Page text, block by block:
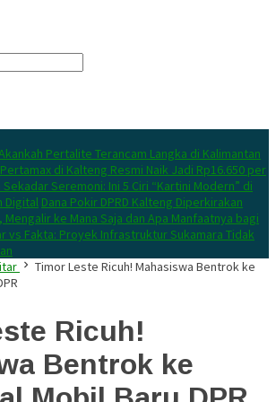
Pertalite Terancam Langka di Kalimantan
di Kalteng Resmi Naik Jadi Rp16.650 per
Sekadar Seremoni: Ini 5 Ciri “Kartini Modern” di
Digital Dana Pokir DPRD Kalteng Diperkirakan
Mengalir ke Mana Saja dan Apa Manfaatnya bagi
vs Fakta: Proyek Infrastruktur Sukamara Tidak
Timor Leste Ricuh! Mahasiswa Bentrok ke
Ricuh!
Bentrok ke